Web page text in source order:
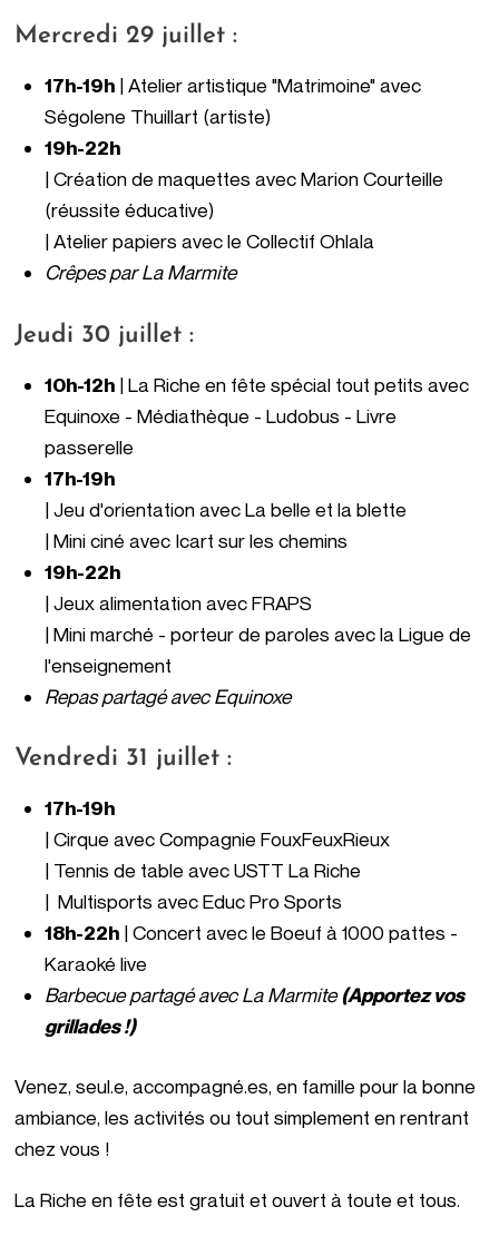
Mercredi 29 juillet :
17h-19h| Atelier artistique "Matrimoine" avec
Ségolene Thuillart (artiste)
19h-22h
| Création de maquettes avec Marion Courteille
(réussite éducative)
| Atelier papiers avec le Collectif Ohlala
Crêpes parLa Marmite
Jeudi 30 juillet :
10h-12h| La Riche en fête spécial tout petits avec
Equinoxe - Médiathèque - Ludobus - Livre
passerelle
17h-19h
| Jeu d'orientation avec La belle et la blette
| Mini ciné avec Icart sur les chemins
19h-22h
| Jeux alimentation avec FRAPS
| Mini marché - porteur de paroles avec la Ligue de
l'enseignement
Repas partagé avecEquinoxe
Vendredi 31 juillet :
17h-19h
| Cirque avec Compagnie FouxFeuxRieux
| Tennis de table avec USTT La Riche
| Multisports avecEduc Pro Sports
18h-22h|Concert avec le Boeuf à 1000 pattes -
Karaoké live
Barbecue partagéavecLa Marmite(Apportez vos
grillades !)
Venez, seul.e, accompagné.es, en famille pour la bonne
ambiance, les activités ou tout simplement en rentrant
chez vous !
La Riche en fête est gratuit et ouvert à toute et tous.